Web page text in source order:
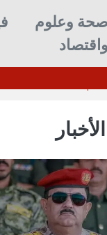
صحة وعلوم
واقتصاد